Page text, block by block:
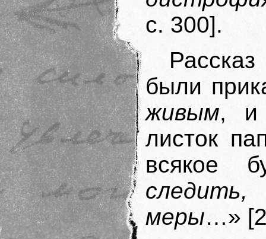
с. 300].
были
живым, и
листок
всякое
меры…»